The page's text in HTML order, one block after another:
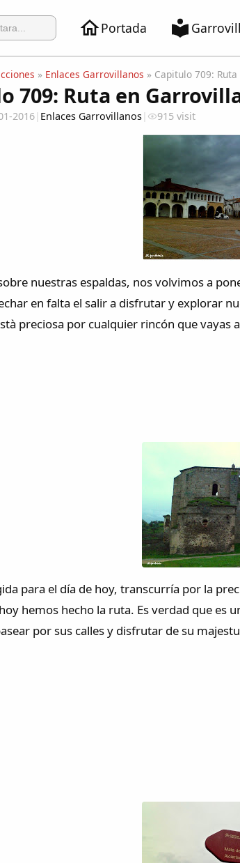
Portada
» Enlaces Garrovillanos » Capitulo 709:
709: Ruta en
2016| Enlaces Garrovillanos| 915 visit
nuestras espaldas, nos volvimos a
en falta el salir a disfrutar y explorar
preciosa por cualquier rincón que vayas
para el día de hoy, transcurría por la
hemos hecho la ruta. Es verdad que es
por sus calles y disfrutar de su